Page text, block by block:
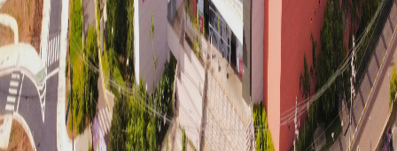
Uma empresa do Grupo AD, a AlugueON é uma
plataforma de marketplace para locação de lojas,
quiosques e espaços de mídia em shopping centers. A
AlugueON surge para atender a uma demanda